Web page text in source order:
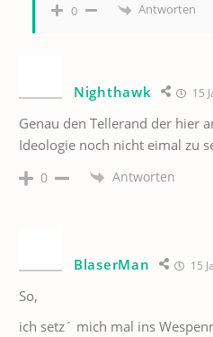
0 Antworten
Nighthawk 15
Genau den Tellerand der hier
Ideologie noch nicht eimal zu
0 Antworten
BlaserMan 15
So,
ich setz´ mich mal ins